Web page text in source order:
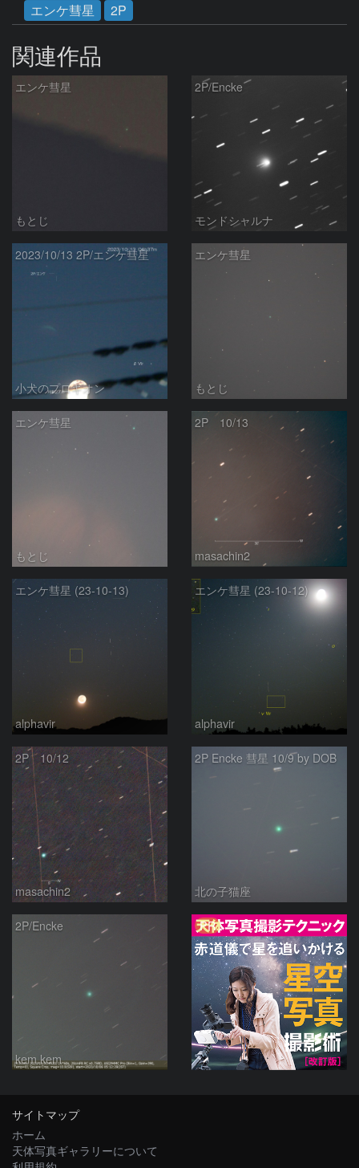
エンケ彗星
2P
関連作品
エンケ彗星
もとじ
2P/Encke
モンドシャルナ
2023/10/13 2P/エンケ彗星
小犬のプロキオン
エンケ彗星
もとじ
エンケ彗星
もとじ
2P 10/13
masachin2
エンケ彗星 (23-10-13)
alphavir
エンケ彗星 (23-10-12)
alphavir
2P 10/12
masachin2
2P Encke 彗星 10/9 by DOB
北の子猫座
2P/Encke
kem.kem
PR
サイトマップ
ホーム
天体写真ギャラリーについて